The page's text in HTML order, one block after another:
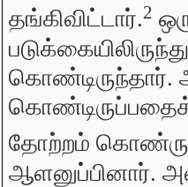
தங்கிவிட்டார்.2
கொண்டிருந்தார்.
தோற்றம்
ஆளனுப்பினார்.